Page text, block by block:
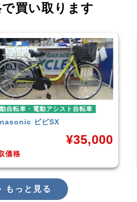
買い取ります
電動アシスト自転車
ビビSX
35,000
もっと見る